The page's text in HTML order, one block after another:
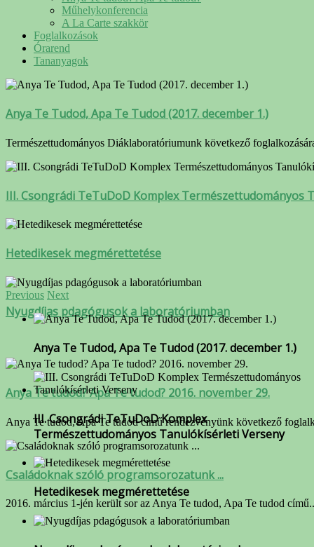
Műhelykonferencia
A La Carte szakkör
Foglalkozások
Órarend
Tananyagok
Anya Te Tudod, Apa Te Tudod (2017. december 1.)
Természettudományos Diáklaboratóriumunk következő
III. Csongrádi TeTuDoD Komplex Természettudományos
Hetedikesek megmérettetése
Nyugdíjas pdagógusok a laboratóriumban
Anya Te tudod? Apa Te tudod? 2016. november 29.
Anya Te tudod, Apa Te tudod című rendezvényünk következő
Családoknak szóló programsorozatunk ...
2016. március 1-jén került sor az Anya Te tudod, Apa Te tudod
Previous Next
Anya Te Tudod, Apa Te Tudod (2017. december 1.)
III. Csongrádi TeTuDoD Komplex
Természettudományos Tanulókísérleti Verseny
Hetedikesek megmérettetése